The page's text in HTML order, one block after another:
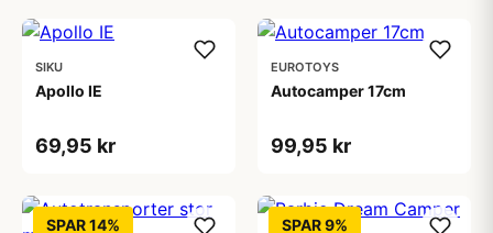
SIKU
Apollo IE
69,95 kr
EUROTOYS
Autocamper 17cm
99,95 kr
SPAR 14% SPAR 9%